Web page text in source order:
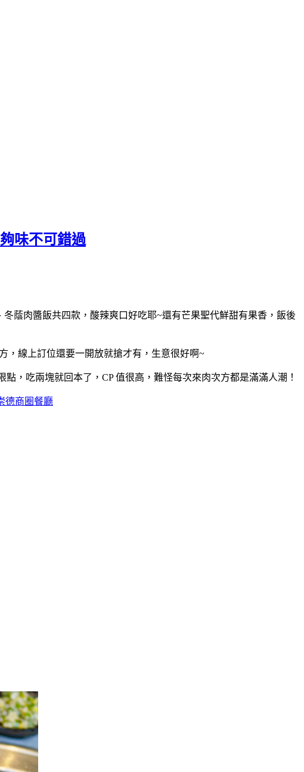
味不可錯過
蔭肉醬飯共四款，酸辣爽口好吃耶~還有芒果聖代鮮甜有果香，飯後
，線上訂位還要一開放就搶才有，生意很好啊~
，吃兩塊就回本了，CP 值很高，難怪每次來肉次方都是滿滿人潮！
德商圈餐廳